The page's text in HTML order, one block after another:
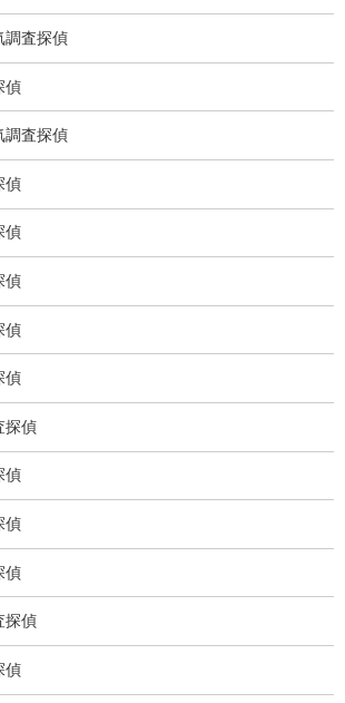
3-7ｰ4
栄2丁目41-11
、お仕事の都合などで、お時間のない方、
のご要望がございましたら、お申し付けく
調査探偵
偵
調査探偵
偵
偵
偵
偵
偵
探偵
偵
偵
偵
探偵
偵